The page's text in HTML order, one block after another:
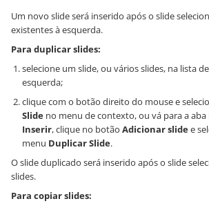
Um novo slide será inserido após o slide
existentes à esquerda.
Para duplicar slides:
selecione um slide, ou vários slides, na lista
esquerda;
clique com o botão direito do mouse e
Slide no menu de contexto, ou vá para a aba
Inserir, clique no botão Adicionar slidee
menu Duplicar Slide.
O slide duplicado será inserido após o slide
slides.
Para copiar slides: